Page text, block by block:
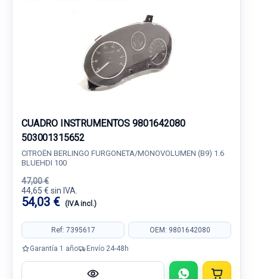
CUADRO INSTRUMENTOS 9801642080
503001315652
CITROËN BERLINGO FURGONETA/MONOVOLUMEN (B9) 1.6
BLUEHDI 100
47,00 €
44,65 € sin IVA.
54,03 € (IVA incl.)
Ref: 7395617 OEM: 9801642080
Garantía 1 año Envío 24-48h